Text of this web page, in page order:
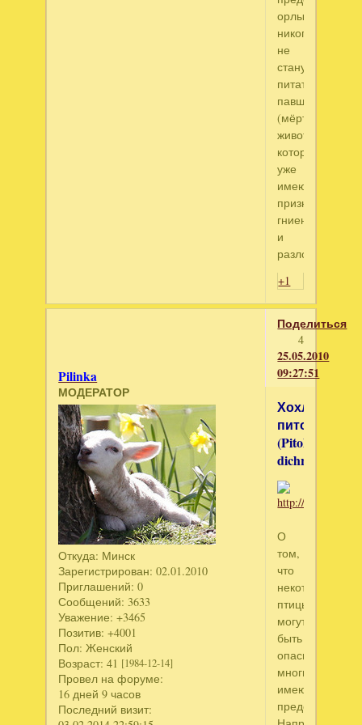
орлы
никогда
не
станут
питаться
павшими
(мёртвыми)
животными,
которые
уже
имеют
признаки
гниения
и
разложения.
+1
Поделиться
4
25.05.2010
09:27:51
Pilinka
МОДЕРАТОР
Откуда: Минск
Зарегистрирован: 02.01.2010
Приглашений: 0
Сообщений: 3633
Уважение: +3465
Позитив: +4001
Пол: Женский
Возраст: 41 [1984-12-14]
Провел на форуме:
16 дней 9 часов
Последний визит:
Хохлатый
питохуи
(Pitohui
dichrous)
О
том,
что
некоторые
птицы
могут
быть
опасными,
многие
имеют
представление.